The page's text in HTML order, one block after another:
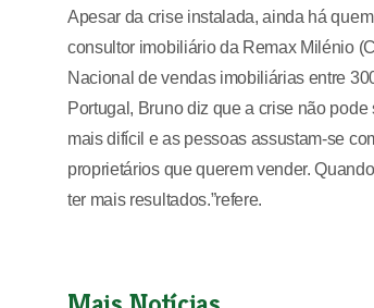
Apesar da crise instalada, ainda há
consultor imobiliário da Remax Milénio
Nacional de vendas imobiliárias entre
Portugal, Bruno diz que a crise não
mais difícil e as pessoas assustam-se
proprietários que querem vender.
ter mais resultados.”refere.